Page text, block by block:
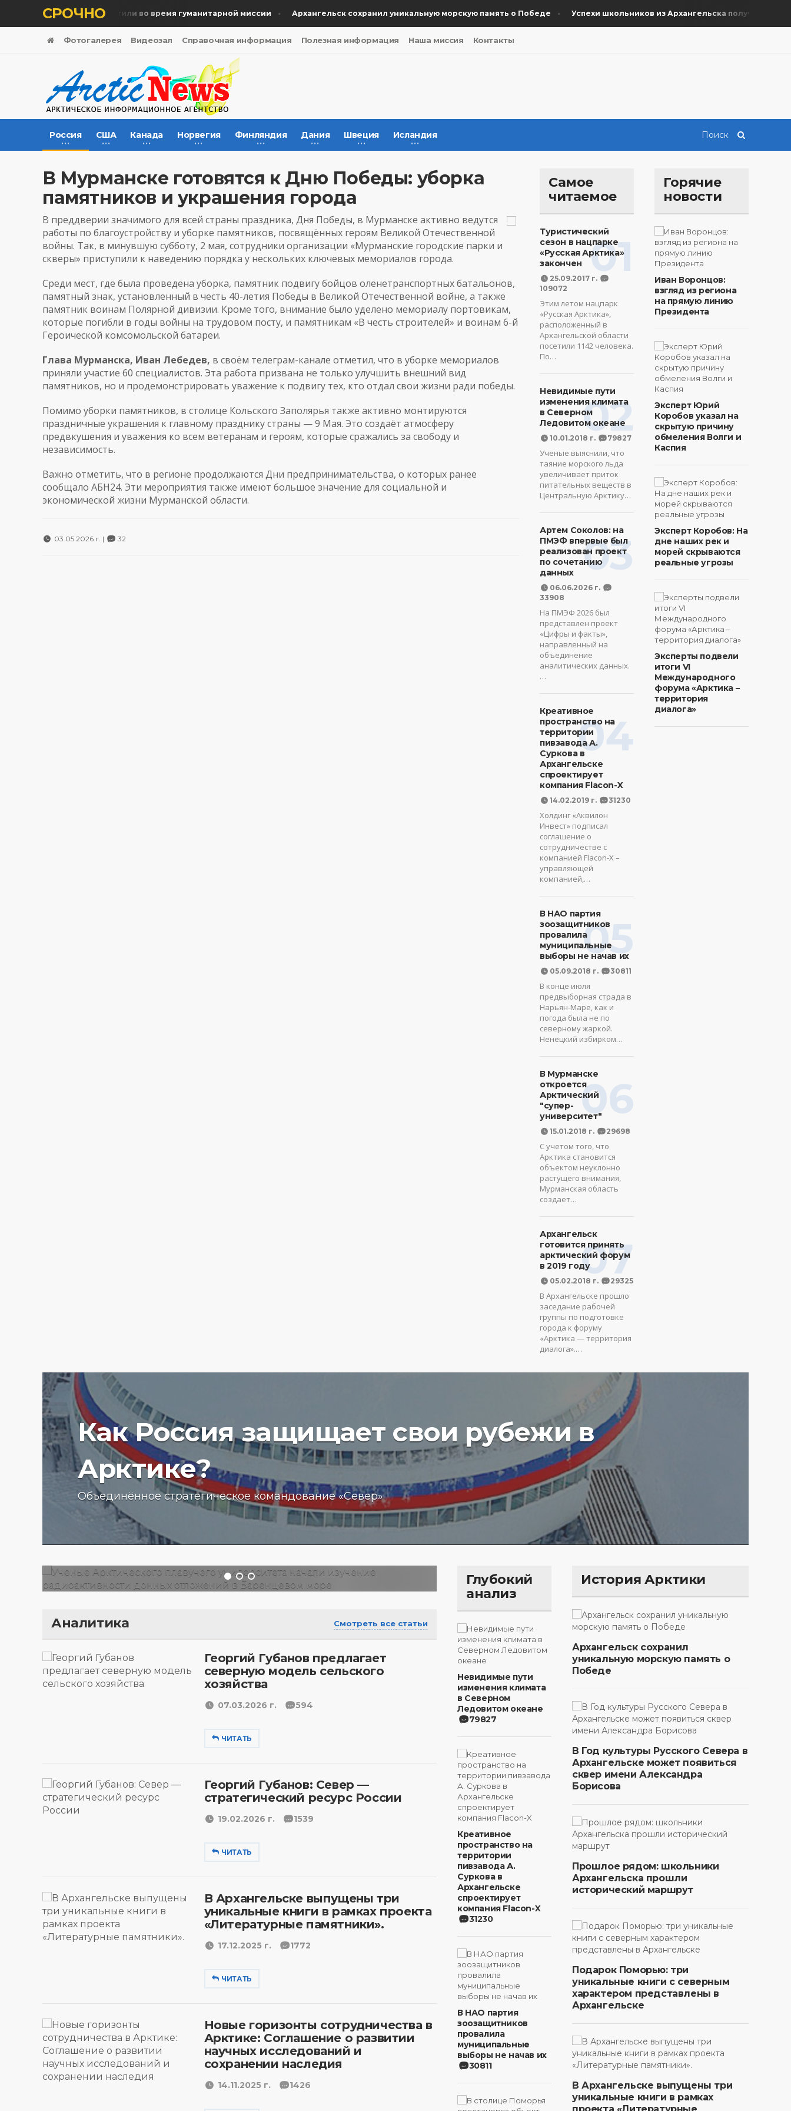
СРОЧНО
Память жертв почтили во время гуманитарной миссии Архангельск сохранил уникальную морскую память о Победе Успехи школьников из Архангельска получили
Фотогалерея Видеозал Справочная информация Полезная информация Наша миссия Контакты
Россия США Канада Норвегия Финляндия Дания Швеция Исландия
В Мурманске готовятся к Дню Победы: уборка
памятников и украшения города
В преддверии значимого для всей страны праздника, Дня Победы, в Мурманске активно ведутся
работы по благоустройству и уборке памятников, посвящённых героям Великой Отечественной
войны. Так, в минувшую субботу, 2 мая, сотрудники организации «Мурманские городские парки и
скверы» приступили к наведению порядка у нескольких ключевых мемориалов города.
Среди мест, где была проведена уборка, памятник подвигу бойцов оленетранспортных батальонов,
памятный знак, установленный в честь 40-летия Победы в Великой Отечественной войне, а также
памятник воинам Полярной дивизии. Кроме того, внимание было уделено мемориалу портовикам,
которые погибли в годы войны на трудовом посту, и памятникам «В честь строителей» и воинам 6-й
Героической комсомольской батареи.
Глава Мурманска, Иван Лебедев, в своём телеграм-канале отметил, что в уборке мемориалов
приняли участие 60 специалистов. Эта работа призвана не только улучшить внешний вид
памятников, но и продемонстрировать уважение к подвигу тех, кто отдал свои жизни ради победы.
Помимо уборки памятников, в столице Кольского Заполярья также активно монтируются
праздничные украшения к главному празднику страны — 9 Мая. Это создаёт атмосферу
предвкушения и уважения ко всем ветеранам и героям, которые сражались за свободу и
независимость.
Важно отметить, что в регионе продолжаются Дни предпринимательства, о которых ранее
сообщало АБН24. Эти мероприятия также имеют большое значение для социальной и
экономической жизни Мурманской области.
03.05.2026 г. | 32
Самое
читаемое
01
Туристический
сезон в нацпарке
«Русская Арктика»
закончен
25.09.2017 г.
109072
Этим летом нацпарк
«Русская Арктика»,
расположенный в
Архангельской области
посетили 1142 человека.
По…
02
Невидимые пути
изменения климата
в Северном
Ледовитом океане
10.01.2018 г. 79827
Ученые выяснили, что
таяние морского льда
увеличивает приток
питательных веществ в
Центральную Арктику…
03
Артем Соколов: на
ПМЭФ впервые был
реализован проект
по сочетанию
данных
06.06.2026 г.
33908
На ПМЭФ 2026 был
представлен проект
«Цифры и факты»,
направленный на
объединение
аналитических данных.
…
04
Креативное
пространство на
территории
пивзавода А.
Суркова в
Архангельске
спроектирует
компания Flacon-X
14.02.2019 г. 31230
Холдинг «Аквилон
Инвест» подписал
соглашение о
сотрудничестве с
компанией Flacon-X –
управляющей
компанией,…
05
В НАО партия
зоозащитников
провалила
муниципальные
выборы не начав их
05.09.2018 г. 30811
В конце июля
предвыборная страда в
Нарьян-Маре, как и
погода была не по
северному жаркой.
Ненецкий избирком…
06
В Мурманске
откроется
Арктический
"супер-
университет"
15.01.2018 г. 29698
С учетом того, что
Арктика становится
объектом неуклонно
растущего внимания,
Мурманская область
создает…
07
Архангельск
готовится принять
арктический форум
в 2019 году
05.02.2018 г. 29325
В Архангельске прошло
заседание рабочей
группы по подготовке
города к форуму
«Арктика — территория
диалога».…
Горячие
новости
Иван Воронцов:
взгляд из региона
на прямую линию
Президента
Эксперт Юрий
Коробов указал на
скрытую причину
обмеления Волги и
Каспия
Эксперт Коробов: На
дне наших рек и
морей скрываются
реальные угрозы
Эксперты подвели
итоги VI
Международного
форума «Арктика –
территория
диалога»
Как Россия защищает свои рубежи в
Арктике?
Объединённое стратегическое командование «Север»
Ученые Арктического плавучего
университета начали изучение
радиоактивности донных
отложений в Баренцевом море
Бизнесу вредят пустые
обещания: Юрий Коробов о
проблемах чрезмерного
кредитования в РФ
Аналитика Смотреть все статьи
Георгий Губанов предлагает
северную модель сельского
хозяйства
07.03.2026 г. 594
ЧИТАТЬ
Георгий Губанов: Север —
стратегический ресурс России
19.02.2026 г. 1539
ЧИТАТЬ
В Архангельске выпущены три
уникальные книги в рамках проекта
«Литературные памятники».
17.12.2025 г. 1772
ЧИТАТЬ
Новые горизонты сотрудничества в
Арктике: Соглашение о развитии
научных исследований и
сохранении наследия
14.11.2025 г. 1426
Глубокий
анализ
Невидимые пути
изменения климата
в Северном
Ледовитом океане
79827
Креативное
пространство на
территории
пивзавода А.
Суркова в
Архангельске
спроектирует
компания Flacon-X
31230
В НАО партия
зоозащитников
провалила
муниципальные
выборы не начав их
30811
История Арктики
Архангельск сохранил
уникальную морскую память о
Победе
В Год культуры Русского Севера в
Архангельске может появиться
сквер имени Александра
Борисова
Прошлое рядом: школьники
Архангельска прошли
исторический маршрут
Подарок Поморью: три
уникальные книги с северным
характером представлены в
Архангельске
В Архангельске выпущены три
уникальные книги в рамках